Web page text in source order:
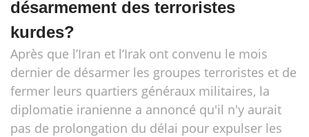
désarmement des terroristes
kurdes?
Après que l’Iran et l’Irak ont convenu le mois
dernier de désarmer les groupes terroristes et de
fermer leurs quartiers généraux militaires, la
diplomatie iranienne a annoncé qu'il n'y aurait
pas de prolongation du délai pour expulser les